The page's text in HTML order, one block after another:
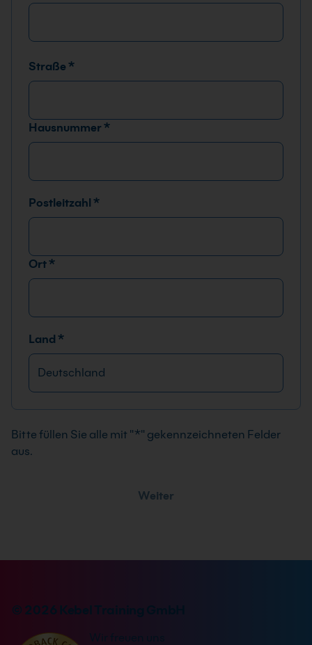
x
n
Straße *
Hausnummer *
Postleitzahl *
Ort*
Land *
t
e
Bitte füllen Sie alle mit "*" gekennzeichneten Felder
aus.
Weiter
© 2026 Kebel Training GmbH
Wir freuen uns